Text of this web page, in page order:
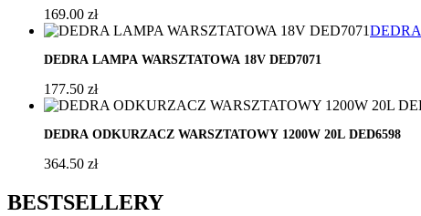
169.00 zł
DEDRA
DEDRA LAMPA WARSZTATOWA 18V DED7071
177.50 zł
DEDRA ODKURZACZ WARSZTATOWY 1200W 20L DED6598
364.50 zł
BESTSELLERY